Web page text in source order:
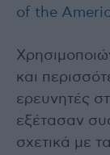
of the
και
ερευνητές
εξέτασαν
σχετικά με